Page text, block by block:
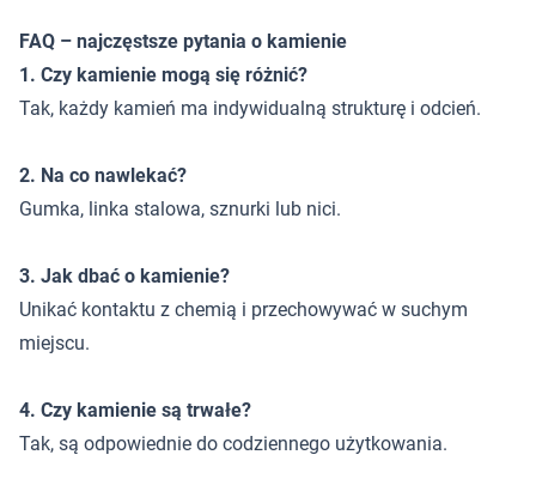
FAQ – najczęstsze pytania o kamienie
1. Czy kamienie mogą się różnić?
Tak, każdy kamień ma indywidualną strukturę i odcień.
2. Na co nawlekać?
Gumka, linka stalowa, sznurki lub nici.
3. Jak dbać o kamienie?
Unikać kontaktu z chemią i przechowywać w suchym
miejscu.
4. Czy kamienie są trwałe?
Tak, są odpowiednie do codziennego użytkowania.